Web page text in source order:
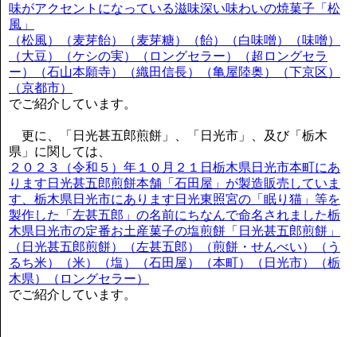
味がアクセントになっている滋味深い味わいの焼菓子「松
風」
（松風）（麦芽飴）（麦芽糖）（飴）（白味噌）（味噌）
（大豆）（ケシの実）（ロングセラー）（超ロングセラ
ー）（石山本願寺）（織田信長）（亀屋陸奥）（下京区）
（京都市）
でご紹介しています。
更に、「日光甚五郎煎餅」、「日光市」、及び「栃木
県」に関しては、
２０２３（令和５）年１０月２１日栃木県日光市本町にあ
ります日光甚五郎煎餅本舗「石田屋」が製造販売していま
す、栃木県日光市にあります日光東照宮の「眠り猫」等を
製作した「左甚五郎」の名前にちなんで命名されました栃
木県日光市の定番お土産菓子の塩煎餅「日光甚五郎煎餅」
（日光甚五郎煎餅）（左甚五郎）（煎餅・せんべい）（う
るち米）（米）（塩）（石田屋）（本町）（日光市）（栃
木県）（ロングセラー）
でご紹介しています。